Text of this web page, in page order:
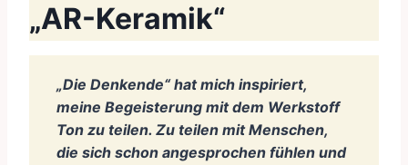
„AR-Keramik“
„Die Denkende“ hat mich inspiriert,
meine Begeisterung mit dem Werkstoff
Ton zu teilen. Zu teilen mit Menschen,
die sich schon angesprochen fühlen und